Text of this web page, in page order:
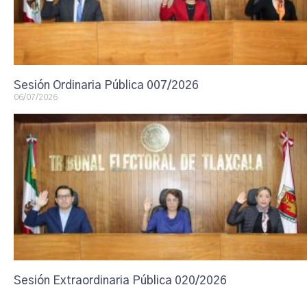
Sesión Ordinaria Pública 007/2026
06/07/2026
Sesión Extraordinaria Pública 020/2026